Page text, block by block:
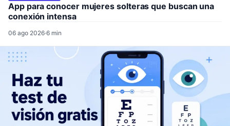
App para conocer mujeres solteras que buscan una
conexión intensa
06 ago 2026·6 min